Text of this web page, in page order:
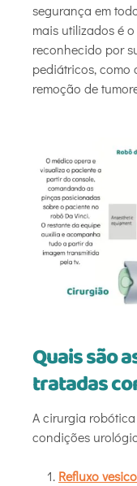
segurança em
mais utilizados é
reconhecido por
pediátricos, como
remoção de
Quais são
tratadas
A cirurgia
condições
Refluxo